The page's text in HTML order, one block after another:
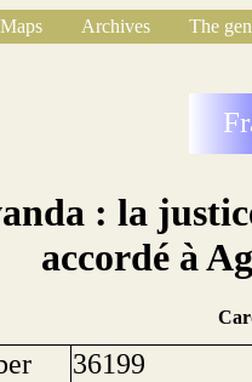
Maps Archives
The
: la
accordé à
36199